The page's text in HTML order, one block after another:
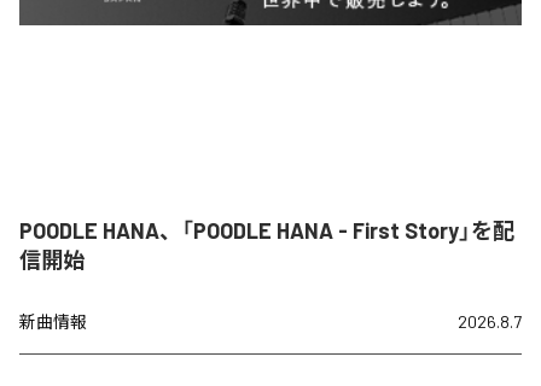
POODLE HANA、「POODLE HANA - First Story」を配
信開始
新曲情報 2026.8.7